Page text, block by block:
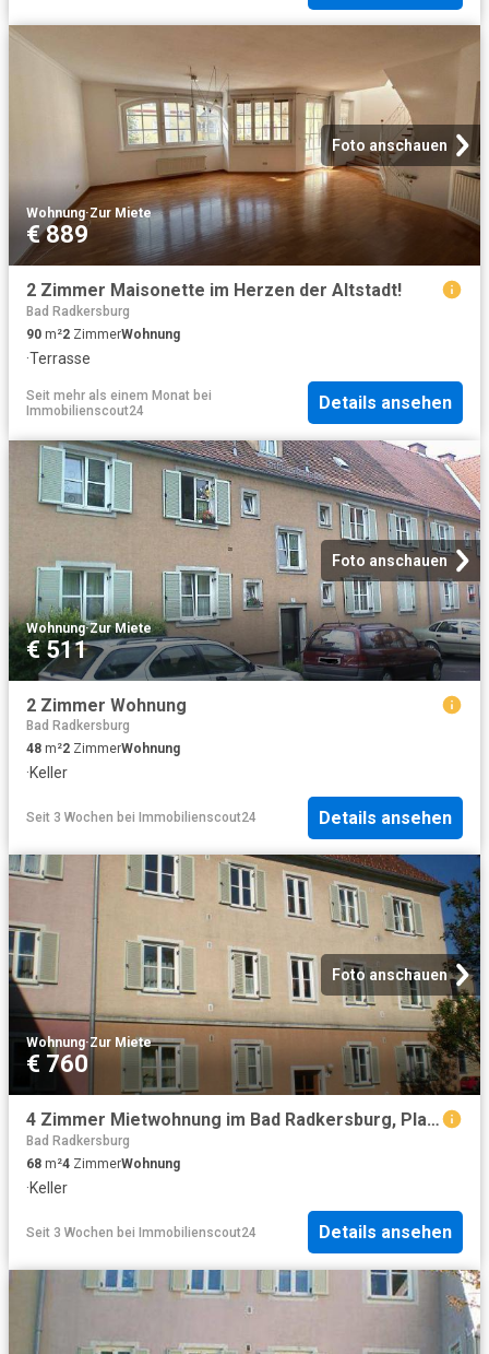
Foto anschauen
Wohnung·Zur Miete
€ 889
2 Zimmer Maisonette im Herzen der Altstadt!
Bad Radkersburg
90 m²2 ZimmerWohnung
·Terrasse
Seit mehr als einem Monat bei
Immobilienscout24
Details ansehen
Foto anschauen
Wohnung·Zur Miete
€ 511
2 Zimmer Wohnung
Bad Radkersburg
48 m²2 ZimmerWohnung
·Keller
Seit 3 Wochen bei Immobilienscout24 Details ansehen
Foto anschauen
Wohnung·Zur Miete
€ 760
4 Zimmer Mietwohnung im Bad Radkersburg, Plaschenaustraße 16
Bad Radkersburg
68 m²4 ZimmerWohnung
·Keller
Seit 3 Wochen bei Immobilienscout24 Details ansehen